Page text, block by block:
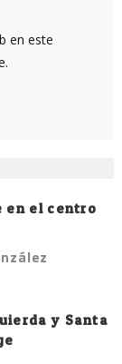
en este
en el centro
y Santa